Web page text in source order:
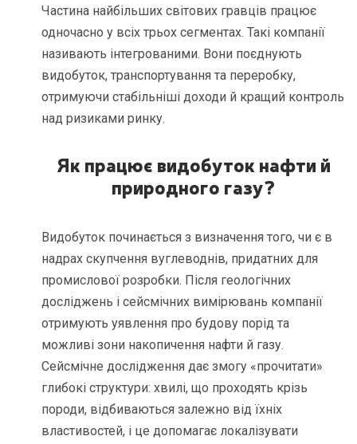
Частина найбільших світових гравців працює
одночасно у всіх трьох сегментах. Такі компанії
називають інтегрованими. Вони поєднують
видобуток, транспортування та переробку,
отримуючи стабільніші доходи й кращий контроль
над ризиками ринку.
Як працює видобуток нафти й
природного газу?
Видобуток починається з визначення того, чи є в
надрах скупчення вуглеводнів, придатних для
промислової розробки. Після геологічних
досліджень і сейсмічних вимірювань компанії
отримують уявлення про будову порід та
можливі зони накопичення нафти й газу.
Сейсмічне дослідження дає змогу «прочитати»
глибокі структури: хвилі, що проходять крізь
породи, відбиваються залежно від їхніх
властивостей, і це допомагає локалізувати